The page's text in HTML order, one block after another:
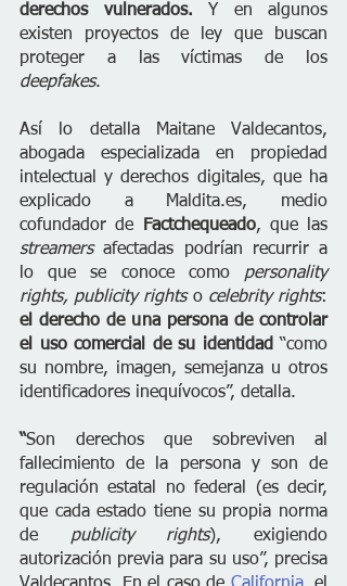
derechos vulnerados. Y en algunos
existen proyectos de ley que buscan
deepfakes.
Así lo detalla Maitane Valdecantos,
abogada especializada en propiedad
intelectual y derechos digitales, que ha
explicado a Maldita.es, medio
cofundador de
Factchequeado
streamers afectadas podrían recurrir a
lo que se conoce como personality
rights, publicity rights o celebrity rights:
el derecho de una persona de controlar
el uso comercial de su identidad “como
su nombre, imagen, semejanza u otros
identificadores inequívocos”, detalla.
“Son derechos que sobreviven al
fallecimiento de la persona y son de
regulación estatal no federal (es decir,
que cada estado tiene su propia norma
de publicity rights), exigiendo
autorización previa para su uso”, precisa